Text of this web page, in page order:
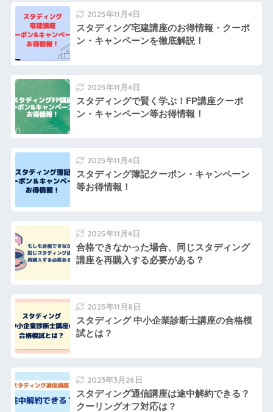
2025年11月4日
スタディング宅建講座のお得情報・クーポ
ン・キャンペーンを徹底解説！
2025年11月4日
スタディングで賢く学ぶ！FP講座クーポ
ン・キャンペーン等お得情報！
2025年11月4日
スタディング簿記クーポン・キャンペーン
等お得情報！
2025年11月4日
合格できなかった場合、同じスタディング
講座を再購入する必要がある？
2025年11月8日
スタディング 中小企業診断士講座の合格模
試とは？
2023年3月26日
スタディング通信講座は途中解約できる？
クーリングオフ対応は？